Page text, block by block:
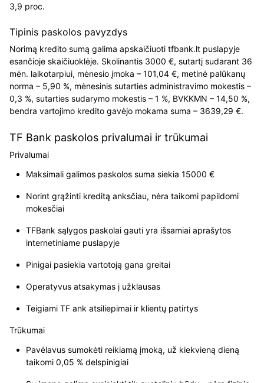
3,9 proc.
Tipinis paskolos pavyzdys
Norimą kredito sumą galima apskaičiuoti tfbank.lt puslapyje
esančioje skaičiuoklėje. Skolinantis 3000 €, sutartį sudarant 36
mėn. laikotarpiui, mėnesio įmoka – 101,04 €, metinė palūkanų
norma – 5,90 %, mėnesinis sutarties administravimo mokestis –
0,3 %, sutarties sudarymo mokestis – 1 %, BVKKMN – 14,50 %,
bendra vartojimo kredito gavėjo mokama suma – 3639,29 €.
TF Bank paskolos privalumai ir trūkumai
Privalumai
Maksimali galimos paskolos suma siekia 15000 €
Norint grąžinti kreditą anksčiau, nėra taikomi papildomi
mokesčiai
TFBank sąlygos paskolai gauti yra išsamiai aprašytos
internetiniame puslapyje
Pinigai pasiekia vartotoją gana greitai
Operatyvus atsakymas į užklausas
Teigiami TF ank atsiliepimai ir klientų patirtys
Trūkumai
Pavėlavus sumokėti reikiamą įmoką, už kiekvieną dieną
taikomi 0,05 % delspinigiai